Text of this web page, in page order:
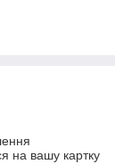
на вашу картку